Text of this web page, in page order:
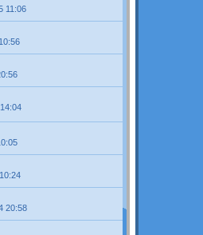
11:06
20:58